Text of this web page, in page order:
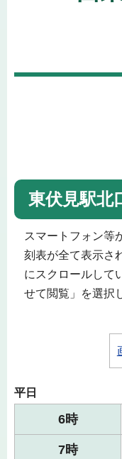
東伏見駅北
スマートフォン等
刻表が全て表示さ
にスクロールして
せて閲覧」を選択
平日
6時
7時